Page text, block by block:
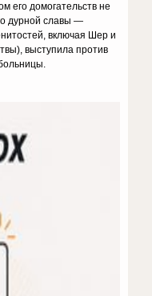
его домогательств не
дурной славы —
включая Шер и
выступила против